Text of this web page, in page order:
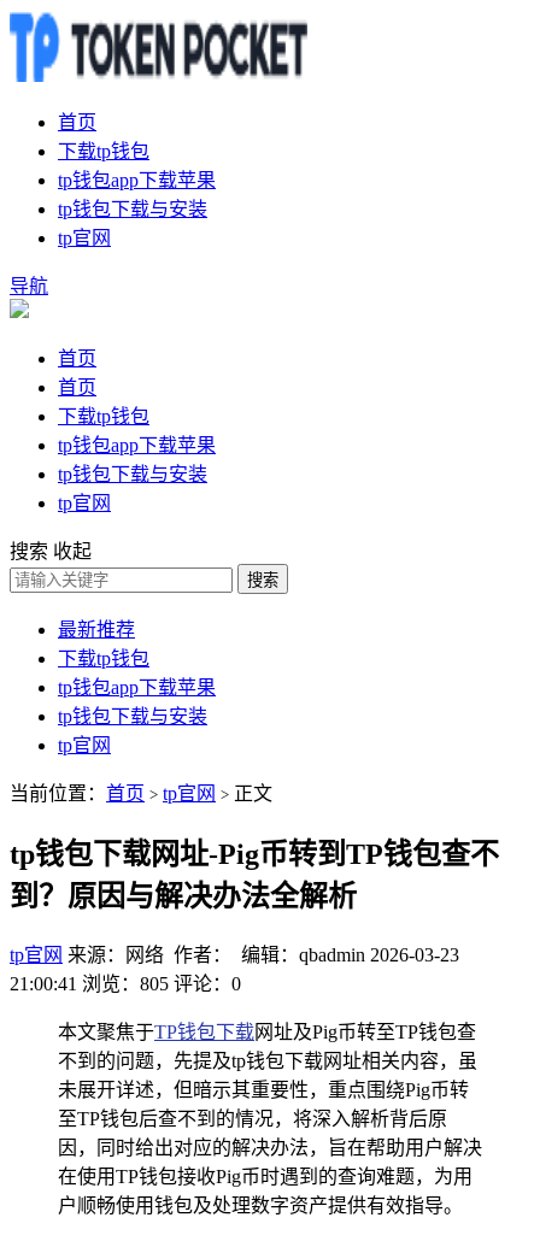
首页
下载tp钱包
tp钱包app下载苹果
tp钱包下载与安装
tp官网
导航
首页
首页
下载tp钱包
tp钱包app下载苹果
tp钱包下载与安装
tp官网
搜索 收起
搜索
最新推荐
下载tp钱包
tp钱包app下载苹果
tp钱包下载与安装
tp官网
当前位置： 首页 > tp官网 > 正文
tp钱包下载网址-Pig币转到TP钱包查不
到？原因与解决办法全解析
tp官网 来源：网络 作者： 编辑：qbadmin 2026-03-23
21:00:41 浏览：805 评论：0
本文聚焦于TP钱包下载网址及Pig币转至TP钱包查
不到的问题，先提及tp钱包下载网址相关内容，虽
未展开详述，但暗示其重要性，重点围绕Pig币转
至TP钱包后查不到的情况，将深入解析背后原
因，同时给出对应的解决办法，旨在帮助用户解决
在使用TP钱包接收Pig币时遇到的查询难题，为用
户顺畅使用钱包及处理数字资产提供有效指导。